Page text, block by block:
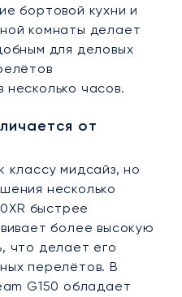
бортовой кухни и
комнаты делает
для деловых
часов.
от
классу мидсайз, но
несколько
быстрее
более высокую
что делает его
перелётов. В
G150 обладает